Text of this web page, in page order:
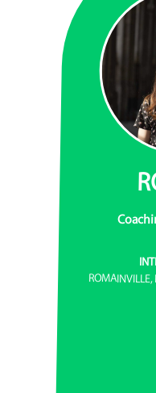
ROMAINVILLE,